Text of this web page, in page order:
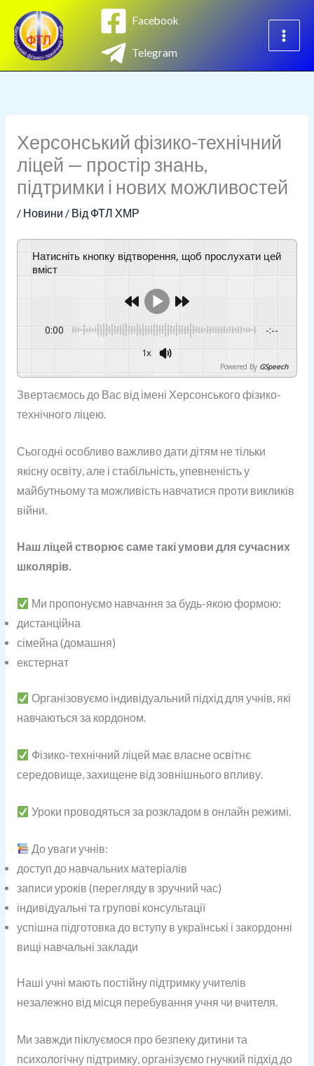
Перейти
вмісту
Facebook
Telegram
Херсонський фізико-технічний
ліцей — простір знань,
підтримки і нових можливостей
/ Новини / Від ФТЛ ХМР
Натисніть кнопку відтворення, щоб прослухати цей
вміст
0:00 -:--
1x
Powered By GSpeech
Звертаємось до Вас від імені Херсонського фізико-
технічного ліцею.
Сьогодні особливо важливо дати дітям не тільки
якісну освіту, але і стабільність, упевненість у
майбутньому та можливість навчатися проти викликів
війни.
Наш ліцей створює саме такі умови для сучасних
школярів.
Ми пропонуємо навчання за будь-якою формою:
дистанційна
сімейна (домашня)
екстернат
Організовуємо індивідуальний підхід для учнів, які
навчаються за кордоном.
Фізико-технічний ліцей має власне освітнє
середовище, захищене від зовнішнього впливу.
Уроки проводяться за розкладом в онлайн режимі.
До уваги учнів:
доступ до навчальних матеріалів
записи уроків (перегляду в зручний час)
індивідуальні та групові консультації
успішна підготовка до вступу в українські і закордонні
вищі навчальні заклади
Наші учні мають постійну підтримку учителів
незалежно від місця перебування учня чи вчителя.
Ми завжди піклуємося про безпеку дитини та
психологічну підтримку, організуємо гнучкий підхід до